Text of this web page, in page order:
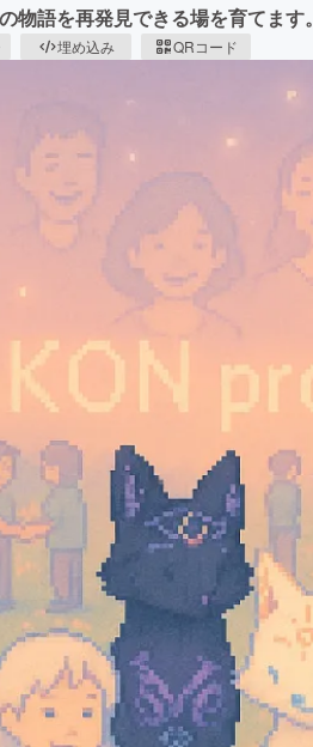
語を再発見できる場を育てます。
埋め込み QRコード